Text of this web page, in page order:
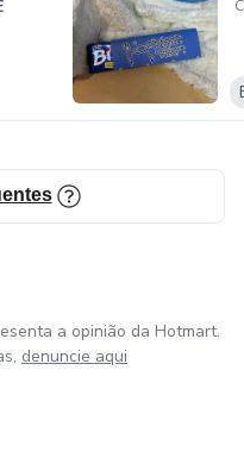
a opinião da Hotmart.
denuncie aqui